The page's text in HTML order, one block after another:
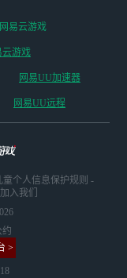
网易云游戏
云游戏
网易UU加速器
网易UU远程
个人信息保护规则 -
加入我们
>